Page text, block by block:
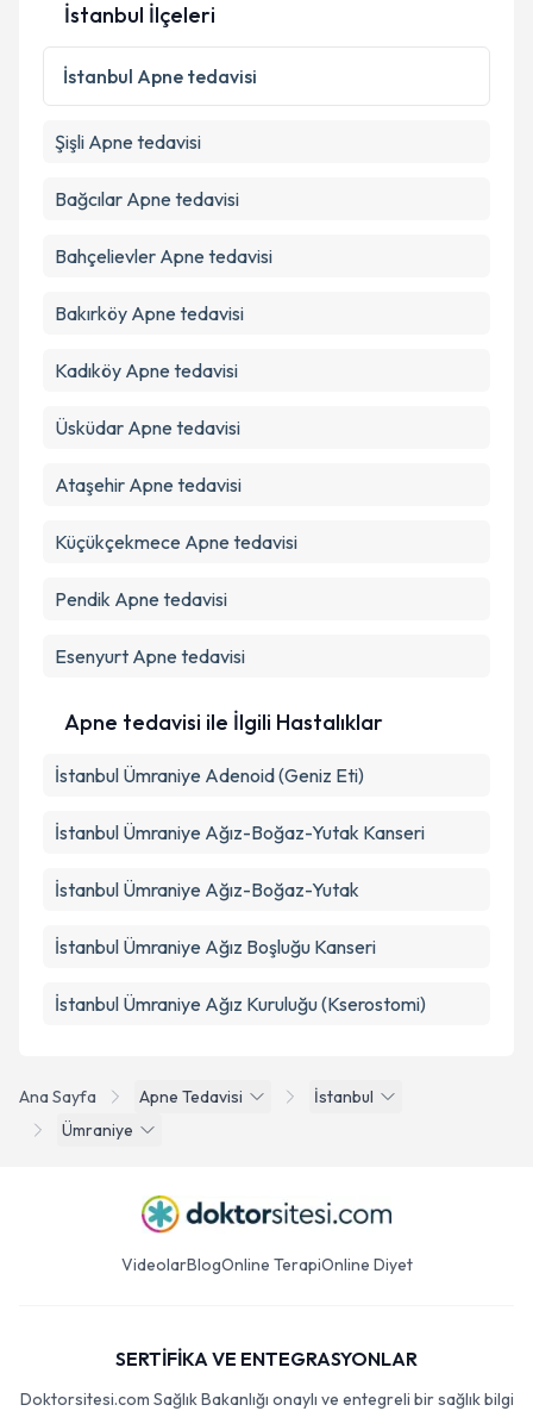
Kişisel verilerimin işlenmesine ilişkinAydınlatma
Metni
'ni okudum ve kişisel verilerimin belirtilen
kapsamda işlenmesini kabul ediyorum.
Ana Sayfa Apne Tedavisi
İstanbul
Ümraniye
İstanbul İlçeleri
İstanbul Apne tedavisi
Şişli Apne tedavisi
Bağcılar Apne tedavisi
Bahçelievler Apne tedavisi
Bakırköy Apne tedavisi
Kadıköy Apne tedavisi
Üsküdar Apne tedavisi
Ataşehir Apne tedavisi
Küçükçekmece Apne tedavisi
Pendik Apne tedavisi
Esenyurt Apne tedavisi
Apne tedavisi ile İlgili Hastalıklar
İstanbul Ümraniye Adenoid (Geniz Eti)
İstanbul Ümraniye Ağız-Boğaz-Yutak Kanseri
İstanbul Ümraniye Ağız-Boğaz-Yutak
İstanbul Ümraniye Ağız Boşluğu Kanseri
İstanbul Ümraniye Ağız Kuruluğu (Kserostomi)
VideolarBlogOnline TerapiOnline Diyet
SERTİFİKA VE ENTEGRASYONLAR
Doktorsitesi.com Sağlık Bakanlığı onaylı ve entegreli bir sağlık bilgi